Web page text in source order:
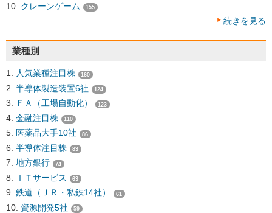
クレーンゲーム 155
続きを見る
業種別
人気業種注目株 160
半導体製造装置6社 124
ＦＡ（工場自動化） 123
金融注目株 110
医薬品大手10社 86
半導体注目株 83
地方銀行 74
ＩＴサービス 63
鉄道（ＪＲ・私鉄14社） 61
資源開発5社 59